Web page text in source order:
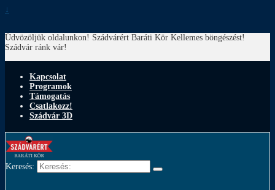
↓
Üdvözöljük oldalunkon! Szádvárért Baráti Kör Kellemes böngészést!
Szádvár ránk vár!
Kapcsolat
Programok
Támogatás
Csatlakozz!
Szádvár 3D
Keresés: